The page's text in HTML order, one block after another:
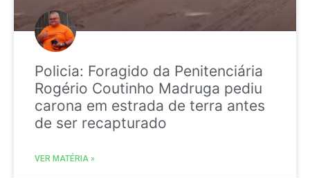
Policia: Foragido da Penitenciária
Rogério Coutinho Madruga pediu
carona em estrada de terra antes
de ser recapturado
VER MATÉRIA »